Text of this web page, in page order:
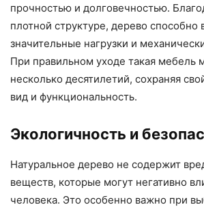
прочностью и долговечностью.
плотной структуре, дерево способно
значительные нагрузки и
При правильном уходе такая мебель
несколько десятилетий, сохраняя
вид и функциональность.
Экологичность и
Натуральное дерево не содержит
веществ, которые могут негативно
человека. Это особенно важно при